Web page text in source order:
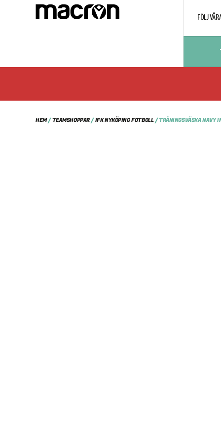
FÖLJ
HEM/TEAMSHOPPAR/IFK NYKÖPING FOTBOLL/ TRÄNINGSVÄSKA NAVY